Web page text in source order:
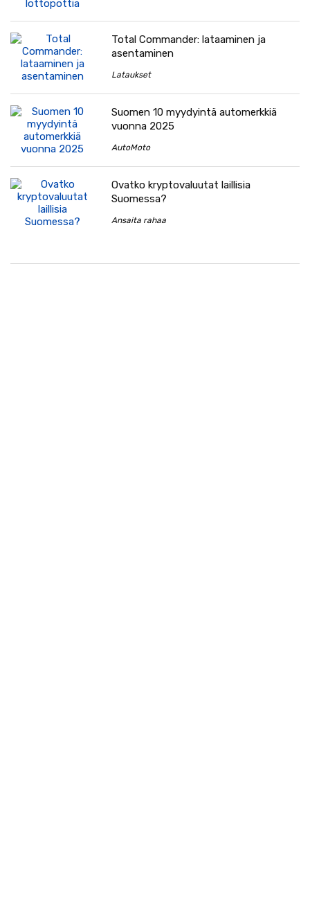
Total Commander: lataaminen ja
asentaminen
Lataukset
Suomen 10 myydyintä automerkkiä
vuonna 2025
AutoMoto
Ovatko kryptovaluutat laillisia
Suomessa?
Ansaita rahaa